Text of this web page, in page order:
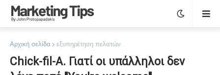
Αρχική σελίδα εξυπηρέτηση πελατών
Chick-fil-A. Γιατί οι υπάλληλοι δεν